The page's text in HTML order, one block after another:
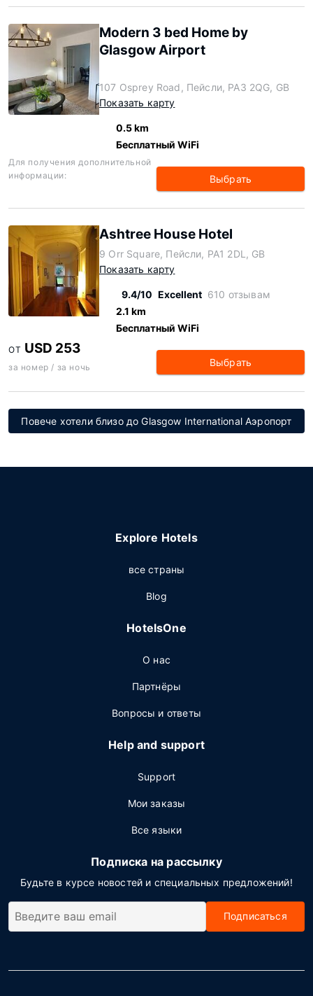
Modern 3 bed Home by
Glasgow Airport
107 Osprey Road, Пейсли, PA3 2QG, GB
Показать карту
0.5 km
Бесплатный WiFi
Для получения дополнительной
информации:
Выбрать
Ashtree House Hotel
9 Orr Square, Пейсли, PA1 2DL, GB
Показать карту
9.4/10 Excellent 610 отзывам
2.1 km
Бесплатный WiFi
ОТ USD 253
за номер / за ночь Выбрать
Повече хотели близо до Glasgow International Аэропорт
Explore Hotels
все страны
Blog
HotelsOne
О нас
Партнёры
Вопросы и ответы
Help and support
Support
Мои заказы
Все языки
Подписка на рассылку
Будьте в курсе новостей и специальных предложений!
Подписаться